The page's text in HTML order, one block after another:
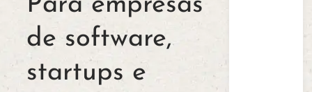
de software,
startups e